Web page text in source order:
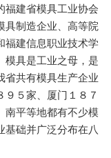
福建省模具工业协会
具制造企业、高等院
福建信息职业技术学
模具是工业之母，是
省共有模具生产企业
９５家、厦门１８７
南平等地都有不少模
基础并广泛分布在八